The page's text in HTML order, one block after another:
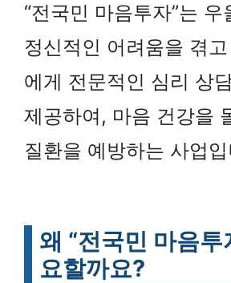
“전국민 마음투자”는
정신적인 어려움을 겪
에게 전문적인 심리 상
제공하여, 마음 건강을
질환을 예방하는 사업
왜 “전국민 마음투
요할까요?